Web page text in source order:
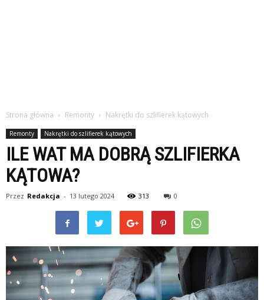
Strona główna Remonty Nakrętki do szlifierek kątowych
Remonty Nakrętki do szlifierek kątowych
ILE WAT MA DOBRĄ SZLIFIERKA
KĄTOWA?
Przez Redakcja - 13 lutego 2024 313 0